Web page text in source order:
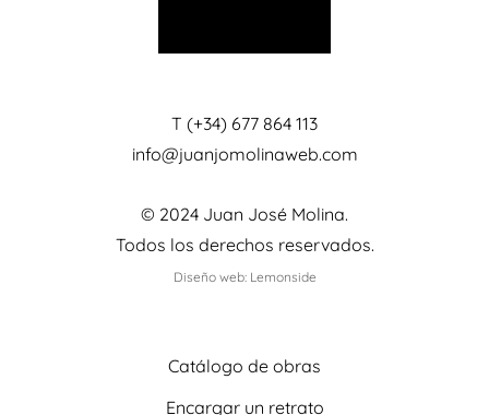
T (+34) 677 864 113
info@juanjomolinaweb.com
© 2024 Juan José Molina.
Todos los derechos reservados.
Diseño web: Lemonside
Catálogo de obras
Encargar un retrato